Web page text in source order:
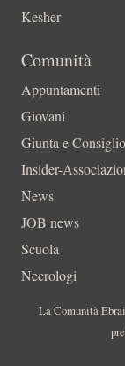
Kesher
Comunità
Appuntamenti
Giovani
Giunta e Consiglio
Insider-
News
JOB news
Scuola
Necrologi
La Comunità